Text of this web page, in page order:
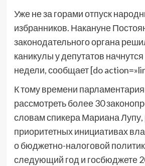
Уже не за горами отпуск
избранников. Накануне
законодательного органа
каникулы у депутатов
недели, сообщает [do
К тому времени
рассмотреть более 30
словам спикера Мариана Лупу,
приоритетных инициативах
о бюджетно-налоговой
следующий год и госбюджете